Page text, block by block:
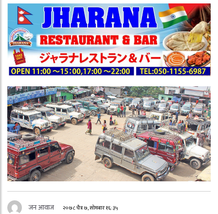
जन आवाज २०७८ चैत्र ७, सोमबार १६:३५